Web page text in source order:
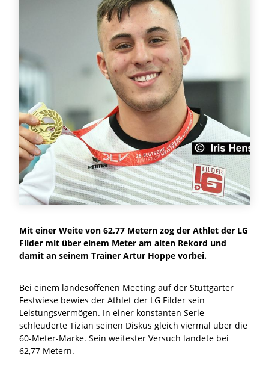
Mit einer Weite von 62,77 Metern zog der Athlet der LG
Filder mit über einem Meter am alten Rekord und
damit an seinem Trainer Artur Hoppe vorbei.
Bei einem landesoffenen Meeting auf der Stuttgarter
Festwiese bewies der Athlet der LG Filder sein
Leistungsvermögen. In einer konstanten Serie
schleuderte Tizian seinen Diskus gleich viermal über die
60-Meter-Marke. Sein weitester Versuch landete bei
62,77 Metern.